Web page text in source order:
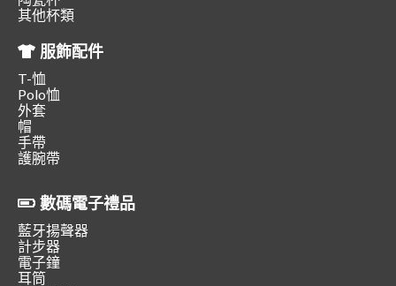
其他杯類
服飾配件
T-恤
Polo恤
外套
帽
手帶
護腕帶
數碼電子禮品
藍牙揚聲器
計步器
電子鐘
耳筒